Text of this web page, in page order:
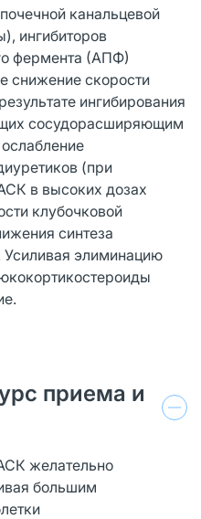
канальцевой
ингибиторов
фермента (АПФ)
снижение скорости
ингибирования
сосудорасширяющим
(при
в высоких дозах
клубочковой
синтеза
Усиливая элиминацию
приема и
желательно
большим